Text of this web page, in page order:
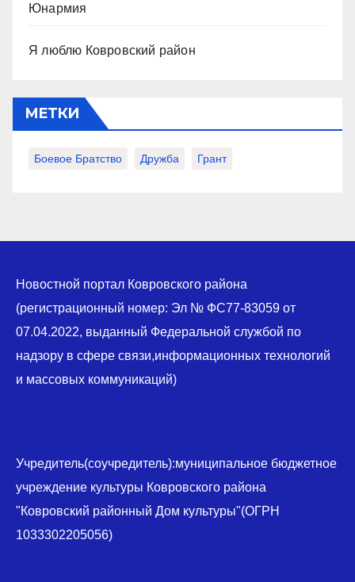
Юнармия
Я люблю Ковровский район
МЕТКИ
Боевое Братство Дружба Грант
Новостной портал Ковровского района
(регистрационный номер: Эл № ФС77-83059 от
07.04.2022, выданный Федеральной службой по
надзору в сфере связи,информационных технологий
и массовых коммуникаций)
Учредитель(соучредитель):муниципальное бюджетное
учреждение культуры Ковровского района
"Ковровский районный Дом культуры"(ОГРН
1033302205056)